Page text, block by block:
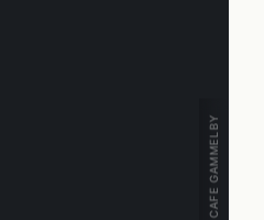
CAFE GAMMELBY